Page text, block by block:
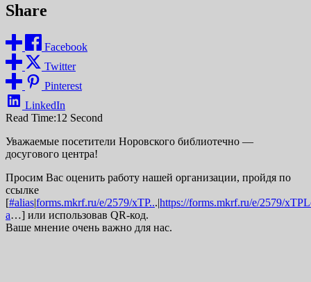
Share
Facebook
Twitter
Pinterest
LinkedIn
Read Time:12 Second
Уважаемые посетители Норовского библиотечно —
досугового центра!
Просим Вас оценить работу нашей организации, пройдя по
ссылке
[#alias|forms.mkrf.ru/e/2579/xTP...|https://forms.mkrf.ru/e/2579/
a…] или использовав QR-код.
Ваше мнение очень важно для нас.